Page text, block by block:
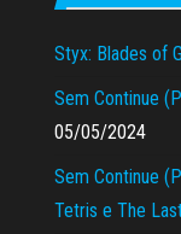
Styx: Blades of
Sem Continue
05/05/2024
Sem Continue
Tetris e The